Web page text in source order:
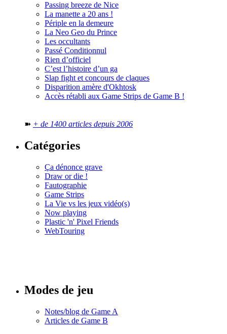
Passing breeze de Nice
La manette a 20 ans !
Périple en la demeure
La Neo Geo du Prince
Les occultants
Passé Conditionnul
Rien d’officiel
C’est l’histoire d’un ga
Slap fight et concours de claques
Disparition amère d'Okhtosk
Accès rétabli aux Game Strips de Game B !
➽ + de 1400 articles depuis 2006
Catégories
Ça dénonce grave
Draw or die !
Fautographie
Game Strips
La Vie vs les jeux vidéo(s)
Now playing
Plastic 'n' Pixel Friends
WebTouring
Modes de jeu
Notes/blog de Game A
Articles de Game B